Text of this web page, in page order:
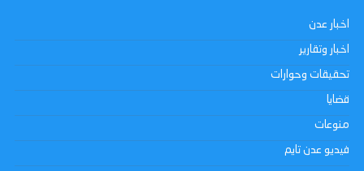
اخبار عدن
اخبار وتقارير
تحقيقات وحوارات
قضايا
منوعات
فيديو عدن تايم